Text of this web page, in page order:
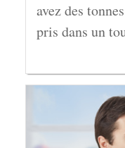
avez des
pris dans un